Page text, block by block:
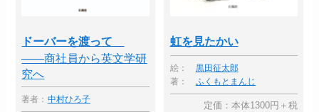
ドーバーを渡って
――商社員から英文学研
究へ
著者： 中村ひろ子
虹を見たかい
絵：
黒田征太郎
著：
ふくもとまんじ
定価：本体1300円＋税